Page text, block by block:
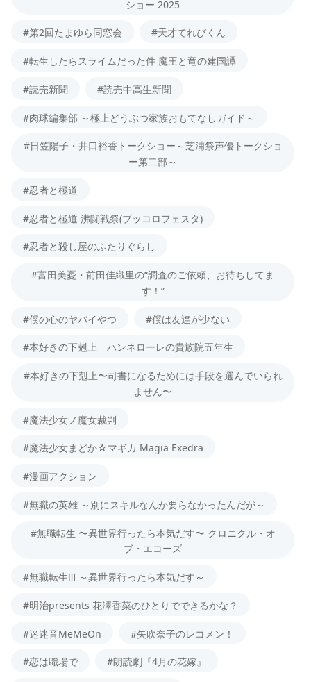
ショー 2025
#第2回たまゆら同窓会 #天才てれびくん
#転生したらスライムだった件 魔王と竜の建国譚
#読売新聞 #読売中高生新聞
#肉球編集部 ～極上どうぶつ家族おもてなしガイド～
#日笠陽子・井口裕香トークショー～芝浦祭声優トークショ
ー第二部～
#忍者と極道
#忍者と極道 沸闘戦祭(ブッコロフェスタ)
#忍者と殺し屋のふたりぐらし
#富田美憂・前田佳織里の“調査のご依頼、お待ちしてま
す！”
#僕の心のヤバイやつ #僕は友達が少ない
#本好きの下剋上 ハンネローレの貴族院五年生
#本好きの下剋上〜司書になるためには手段を選んでいられ
ません〜
#魔法少女ノ魔女裁判
#魔法少女まどか☆マギカ Magia Exedra
#漫画アクション
#無職の英雄 ～別にスキルなんか要らなかったんだが～
#無職転生 〜異世界行ったら本気だす〜 クロニクル・オ
ブ・エコーズ
#無職転生Ⅲ ～異世界行ったら本気だす～
#明治presents 花澤香菜のひとりでできるかな？
#迷迷音MeMeOn #矢吹奈子のレコメン！
#恋は職場で #朗読劇『4月の花嫁』